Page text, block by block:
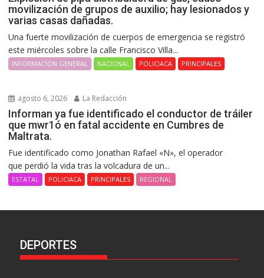
movilización de grupos de auxilio; hay lesionados y
varias casas dañadas.
Una fuerte movilización de cuerpos de emergencia se registró
este miércoles sobre la calle Francisco Villa...
INFORMACIÓN GENERAL NACIONAL POLICIACA PRINCIPALES
agosto 6, 2026 La Redacción
Informan ya fue identificado el conductor de tráiler
que mwr1ó en fatal accidente en Cumbres de
Maltrata.
Fue identificado como Jonathan Rafael «N», el operador
que perdió la vida tras la volcadura de un...
ESTATAL POLICIACA PRINCIPALES REGIONAL
DEPORTES